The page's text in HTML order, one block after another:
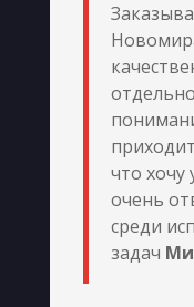
что хочу
очень
среди
задач